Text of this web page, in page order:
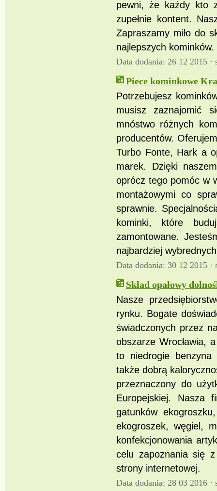
pewni, że każdy kto
zupełnie kontent.
Zapraszamy miło do
najlepszych kominków.
Data dodania: 26 12 2015 ·
Piece kominkowe
Potrzebujesz
musisz zaznajomić
mnóstwo różnych
producentów.
Turbo Fonte, Hark a
marek. Dzięki
oprócz tego pomóc w
montażowymi co
sprawnie.
kominki, które
zamontowane.
najbardziej
Data dodania: 30 12 2015 ·
Skład opałowy
Nasze
rynku. Bogate
świadczonych przez
obszarze Wrocławia,
to niedrogie benzyna
także dobrą
przeznaczony do
Europejskiej. Nasza
gatunków
ekogroszek, węgiel,
konfekcjonowania
celu zapoznania się
strony internetowej.
Data dodania: 28 03 2016 ·